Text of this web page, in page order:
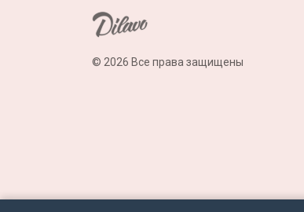
© 2026 Все права защищены